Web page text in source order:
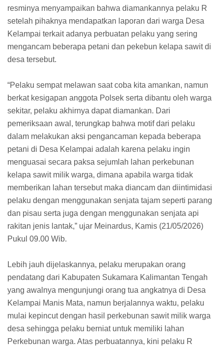
resminya menyampaikan bahwa diamankannya pelaku R
setelah pihaknya mendapatkan laporan dari warga Desa
Kelampai terkait adanya perbuatan pelaku yang sering
mengancam beberapa petani dan pekebun kelapa sawit di
desa tersebut.
“Pelaku sempat melawan saat coba kita amankan, namun
berkat kesigapan anggota Polsek serta dibantu oleh warga
sekitar, pelaku akhirnya dapat diamankan. Dari
pemeriksaan awal, terungkap bahwa motif dari pelaku
dalam melakukan aksi pengancaman kepada beberapa
petani di Desa Kelampai adalah karena pelaku ingin
menguasai secara paksa sejumlah lahan perkebunan
kelapa sawit milik warga, dimana apabila warga tidak
memberikan lahan tersebut maka diancam dan diintimidasi
pelaku dengan menggunakan senjata tajam seperti parang
dan pisau serta juga dengan menggunakan senjata api
rakitan jenis lantak,” ujar Meinardus, Kamis (21/05/2026)
Pukul 09.00 Wib.
Lebih jauh dijelaskannya, pelaku merupakan orang
pendatang dari Kabupaten Sukamara Kalimantan Tengah
yang awalnya mengunjungi orang tua angkatnya di Desa
Kelampai Manis Mata, namun berjalannya waktu, pelaku
mulai kepincut dengan hasil perkebunan sawit milik warga
desa sehingga pelaku berniat untuk memiliki lahan
Perkebunan warga. Atas perbuatannya, kini pelaku R